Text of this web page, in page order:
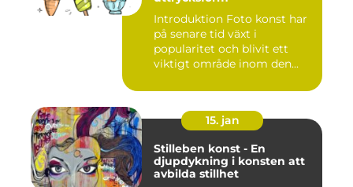
Introduktion Foto konst har
på senare tid växt i
popularitet och blivit ett
viktigt område inom den...
15. jan
Stilleben konst - En
djupdykning i konsten att
avbilda stillhet